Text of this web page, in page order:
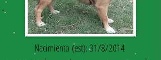
Nacimiento (est): 31/8/2014